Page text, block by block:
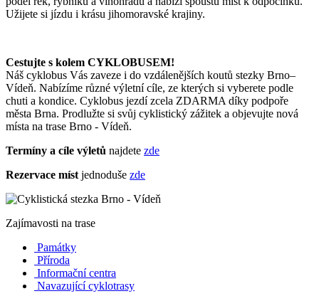
Užijete si jízdu i krásu jihomoravské krajiny.
Cestujte s kolem CYKLOBUSEM!
Náš cyklobus Vás zaveze i do vzdálenějších koutů stezky Brno–
Vídeň. Nabízíme různé výletní cíle, ze kterých si vyberete podle
chuti a kondice. Cyklobus jezdí zcela ZDARMA díky podpoře
města Brna. Prodlužte si svůj cyklistický zážitek a objevujte nová
místa na trase Brno - Vídeň.
Termíny a cíle výletů najdete zde
Rezervace míst jednoduše zde
Zajímavosti na trase
Památky
Příroda
Informační centra
Navazující cyklotrasy